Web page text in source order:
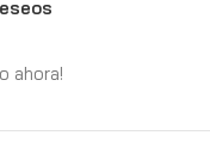
ahora!